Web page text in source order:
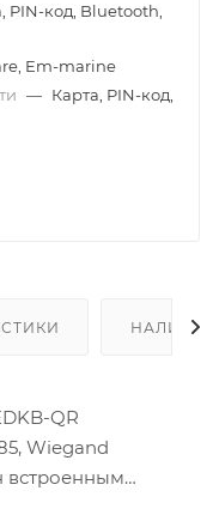
PIN-код, Bluetooth,
Em-marine
— Карта, PIN-код,
НАЛИЧИЕ
QR
Wiegand
встроенным